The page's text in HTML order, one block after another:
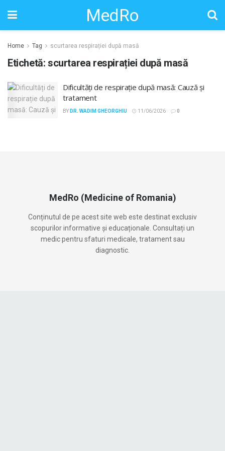
MedRo
Home Tag scurtarea respirației după masă
Etichetă: scurtarea respirației după masă
Dificultăți de respirație după masă: Cauză și
tratament
BY DR. WADIM GHEORGHIU 11/06/2026 0
MedRo (Medicine of Romania)
Conținutul de pe acest site web este destinat exclusiv
scopurilor informative și educaționale. Consultați un
medic pentru sfaturi medicale, tratament sau
diagnostic.